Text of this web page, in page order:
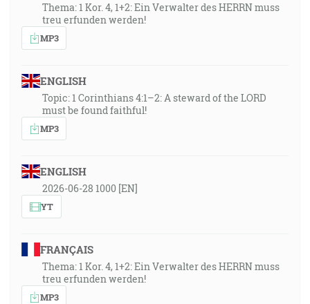
Thema: 1 Kor. 4, 1+2: Ein Verwalter des HERRN muss
treu erfunden werden!
MP3
ENGLISH
Topic: 1 Corinthians 4:1–2: A steward of the LORD
must be found faithful!
MP3
ENGLISH
2026-06-28 1000 [EN]
YT
FRANÇAIS
Thema: 1 Kor. 4, 1+2: Ein Verwalter des HERRN muss
treu erfunden werden!
MP3